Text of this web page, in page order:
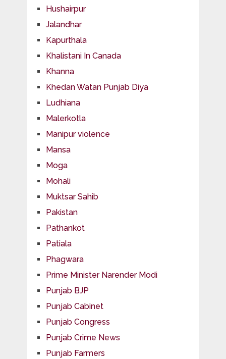
Hushairpur
Jalandhar
Kapurthala
Khalistani In Canada
Khanna
Khedan Watan Punjab Diya
Ludhiana
Malerkotla
Manipur violence
Mansa
Moga
Mohali
Muktsar Sahib
Pakistan
Pathankot
Patiala
Phagwara
Prime Minister Narender Modi
Punjab BJP
Punjab Cabinet
Punjab Congress
Punjab Crime News
Punjab Farmers